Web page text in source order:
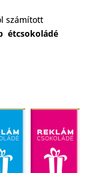
számított
étcsokoládé